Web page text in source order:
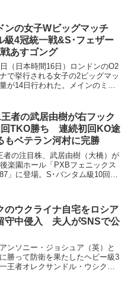
ンの女子Wビッグマッチ
級4冠統一戦&S･フェザー
あすゴング
（日本時間16日）ロンドンのO2
で挙行される女子の2ビッグマッ
が14日行われた。メインのミド
WBOチャンピオンのサバンナ・
ル...
者の武居由樹が右フック
TKO勝ち 連続初回KO途
もベテラン河村に完勝
者の注目株、武居由樹（大橋）が
楽園ホール「PXBフェニックス
」に登場。S･バンタム級10回戦
ばした。 武居がキャリア4戦...
のウクライナ自宅をロシア
守中侵入 夫人がSNSで公
ンソニー・ジョシュア（英）と
勝って防衛を果たしたヘビー級3
王者オレクサンドル・ウシク